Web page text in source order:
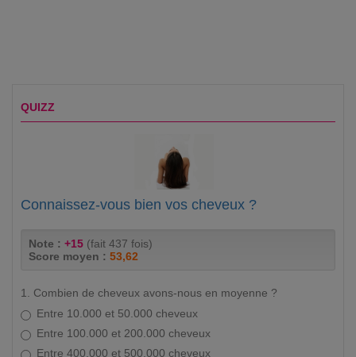
QUIZZ
Connaissez-vous bien vos cheveux ?
Note : +15 (fait 437 fois)
Score moyen : 53,62
1. Combien de cheveux avons-nous en moyenne ?
Entre 10.000 et 50.000 cheveux
Entre 100.000 et 200.000 cheveux
Entre 400.000 et 500.000 cheveux